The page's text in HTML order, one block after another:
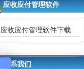
应收应付管理软件
应收应付管理软件下载
联系我们